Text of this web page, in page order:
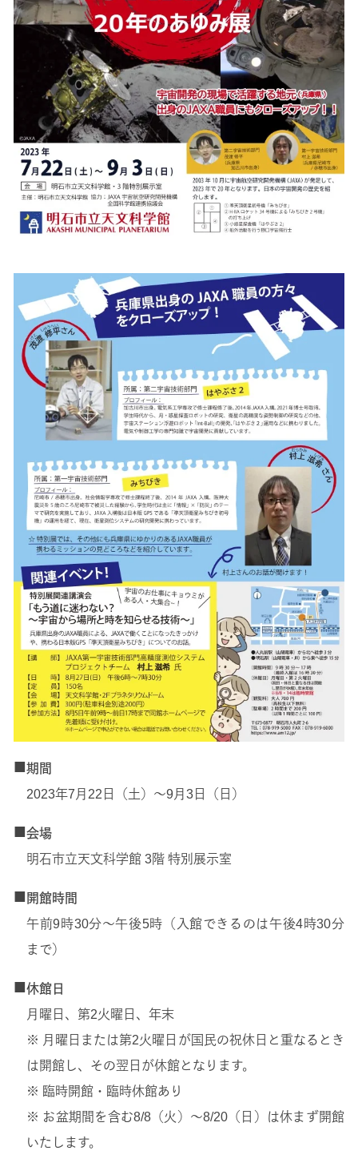
■期間
2023年7月22日（土）～9月3日（日）
■会場
明石市立天文科学館 3階 特別展示室
■開館時間
午前9時30分～午後5時（入館できるのは午後4時30分
まで）
■休館日
月曜日、第2火曜日、年末
※ 月曜日または第2火曜日が国民の祝休日と重なるとき
は開館し、その翌日が休館となります。
※ 臨時開館・臨時休館あり
※ お盆期間を含む8/8（火）～8/20（日）は休まず開館
いたします。